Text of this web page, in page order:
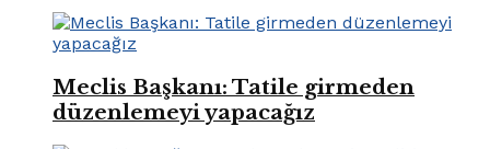
Meclis Başkanı: Tatile girmeden
düzenlemeyi yapacağız